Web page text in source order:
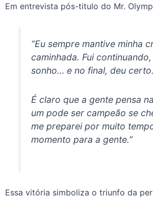
Em entrevista pós-titulo do Mr.
“Eu sempre mantive minha
caminhada. Fui
sonho… e no final, deu certo.
É claro que a gente pensa
um pode ser campeão se
me preparei por muito
momento para a gente.”
Essa vitória simboliza o triunfo da